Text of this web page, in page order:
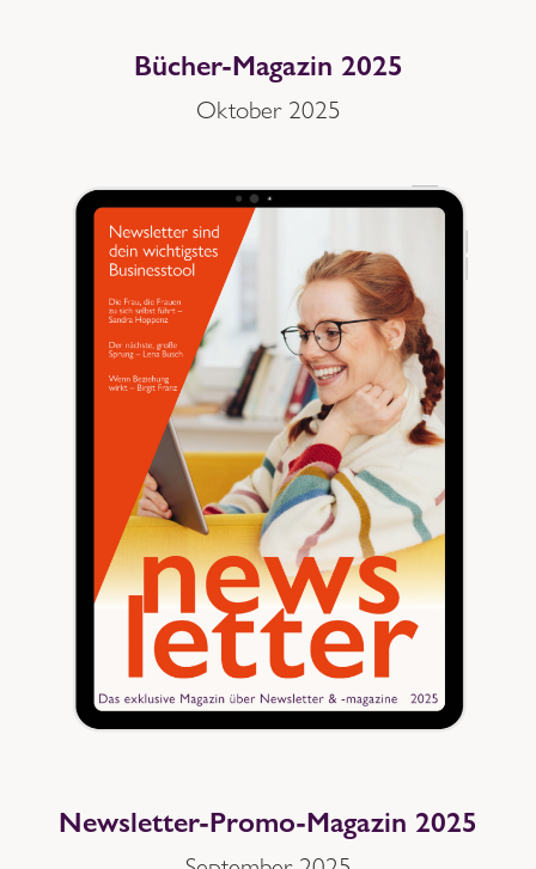
Bücher-Magazin 2025
Oktober 2025
Newsletter-Promo-Magazin 2025